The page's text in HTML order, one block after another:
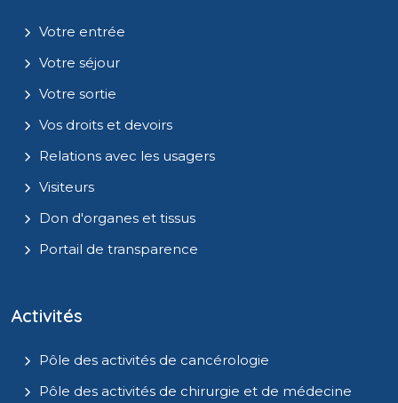
Votre entrée
Votre séjour
Votre sortie
Vos droits et devoirs
Relations avec les usagers
Visiteurs
Don d'organes et tissus
Portail de transparence
Activités
Pôle des activités de cancérologie
Pôle des activités de chirurgie et de médecine